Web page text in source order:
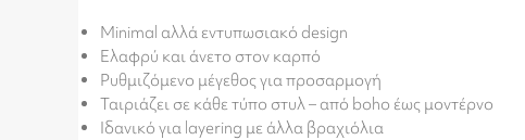
Minimal αλλά εντυπωσιακό design
Ελαφρύ και άνετο στον καρπό
Ρυθμιζόμενο μέγεθος για προσαρμογή
Ταιριάζει σε κάθε τύπο στυλ – από boho έως μοντέρνο
Ιδανικό για layering με άλλα βραχιόλια